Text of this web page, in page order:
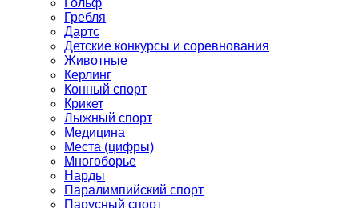
Гольф
Гребля
Дартс
Детские конкурсы и соревнования
Животные
Керлинг
Конный спорт
Крикет
Лыжный спорт
Медицина
Места (цифры)
Многоборье
Нарды
Паралимпийский спорт
Парусный спорт